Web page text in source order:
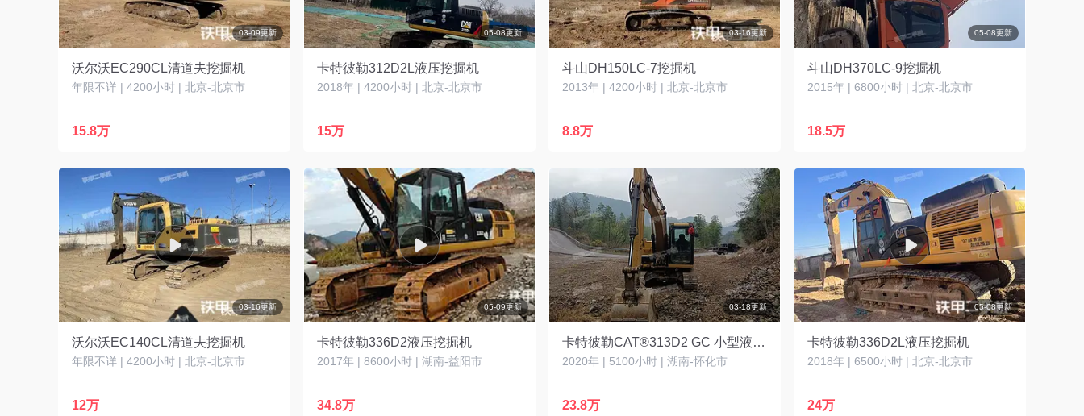
03-09更新
沃尔沃EC290CL清道夫挖掘机
年限不详 | 4200小时 | 北京-北京市
15.8万
05-08更新
卡特彼勒312D2L液压挖掘机
2018年 | 4200小时 | 北京-北京市
15万
03-16更新
斗山DH150LC-7挖掘机
2013年 | 4200小时 | 北京-北京市
8.8万
05-08更新
斗山DH370LC-9挖掘机
2015年 | 6800小时 | 北京-北京市
18.5万
03-16更新
沃尔沃EC140CL清道夫挖掘机
年限不详 | 4200小时 | 北京-北京市
12万
05-09更新
卡特彼勒336D2液压挖掘机
2017年 | 8600小时 | 湖南-益阳市
34.8万
03-18更新
卡特彼勒CAT®313D2 GC 小型液压挖掘机
2020年 | 5100小时 | 湖南-怀化市
23.8万
05-08更新
卡特彼勒336D2L液压挖掘机
2018年 | 6500小时 | 北京-北京市
24万